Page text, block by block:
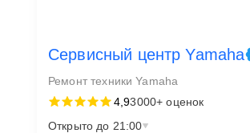
Сервисный центр Yamaha
Ремонт техники Yamaha
4,93000+ оценок
Открыто до 21:00